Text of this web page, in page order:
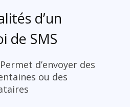
d’un
de SMS
Permet d’envoyer des
ou des